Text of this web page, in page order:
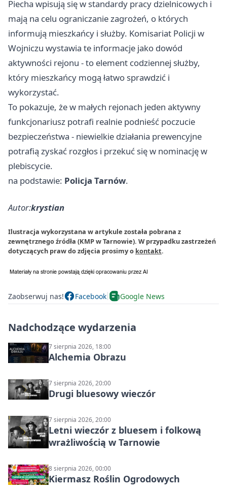
Piecha wpisują się w standardy pracy dzielnicowych i
mają na celu ograniczanie zagrożeń, o których
informują mieszkańcy i służby. Komisariat Policji w
Wojniczu wystawia te informacje jako dowód
aktywności rejonu - to element codziennej służby,
który mieszkańcy mogą łatwo sprawdzić i
wykorzystać.
To pokazuje, że w małych rejonach jeden aktywny
funkcjonariusz potrafi realnie podnieść poczucie
bezpieczeństwa - niewielkie działania prewencyjne
potrafią zyskać rozgłos i przekuć się w nominację w
plebiscycie.
na podstawie: Policja Tarnów.
Autor:krystian
Ilustracja wykorzystana w artykule została pobrana z
zewnętrznego źródła (KMP w Tarnowie). W przypadku zastrzeżeń
dotyczących praw do zdjęcia prosimy o kontakt.
Zaobserwuj nas! Facebook Google News
Nadchodzące wydarzenia
7 sierpnia 2026, 18:00
Alchemia Obrazu
7 sierpnia 2026, 20:00
Drugi bluesowy wieczór
7 sierpnia 2026, 20:00
Letni wieczór z bluesem i folkową
wrażliwością w Tarnowie
8 sierpnia 2026, 00:00
Kiermasz Roślin Ogrodowych